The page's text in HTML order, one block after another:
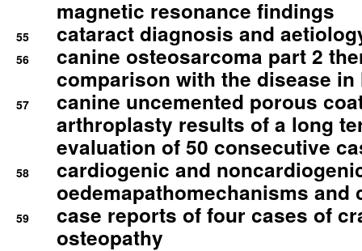
magnetic resonance findings
55 cataract diagnosis and
56
canine osteosarcoma part 2
comparison with the disease in
57
canine uncemented porous
arthroplasty results of a long
evaluation of 50 consecutive
58
cardiogenic and
oedemapathomechanisms and
59
case reports of four cases of
osteopathy